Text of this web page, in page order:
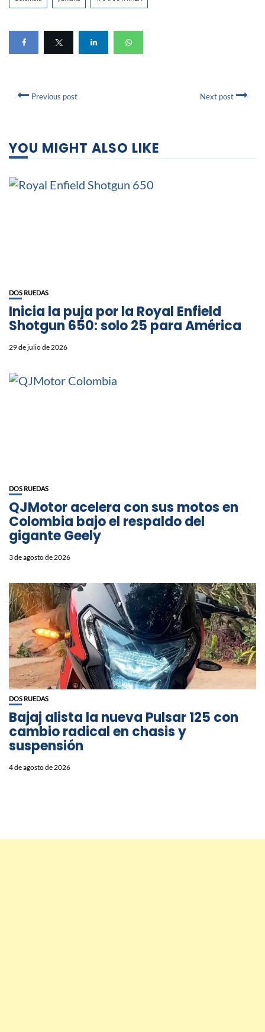
Previous post Next post
YOU MIGHT ALSO LIKE
DOS RUEDAS
Inicia la puja por la Royal Enfield
Shotgun 650: solo 25 para América
29 de julio de 2026
DOS RUEDAS
QJMotor acelera con sus motos en
Colombia bajo el respaldo del
gigante Geely
3 de agosto de 2026
DOS RUEDAS
Bajaj alista la nueva Pulsar 125 con
cambio radical en chasis y
suspensión
4 de agosto de 2026